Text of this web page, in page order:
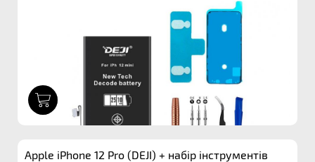
Apple iPhone 12 Pro (DEJI) + набір інструментів